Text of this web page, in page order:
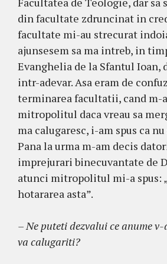
din facultate zdruncinat in
facultate mi-au strecurat
ajunsesem sa ma intreb, in
Evanghelia de la Sfantul Ioan,
intr-adevar. Asa eram de
terminarea facultatii, cand m-
mitropolitul daca vreau sa
ma calugaresc, i-am spus ca
Pana la urma m-am decis
imprejurari binecuvantate de
atunci mitropolitul mi-a spus:
hotararea asta”.
– Ne puteti dezvalui ce anume
va calugariti?